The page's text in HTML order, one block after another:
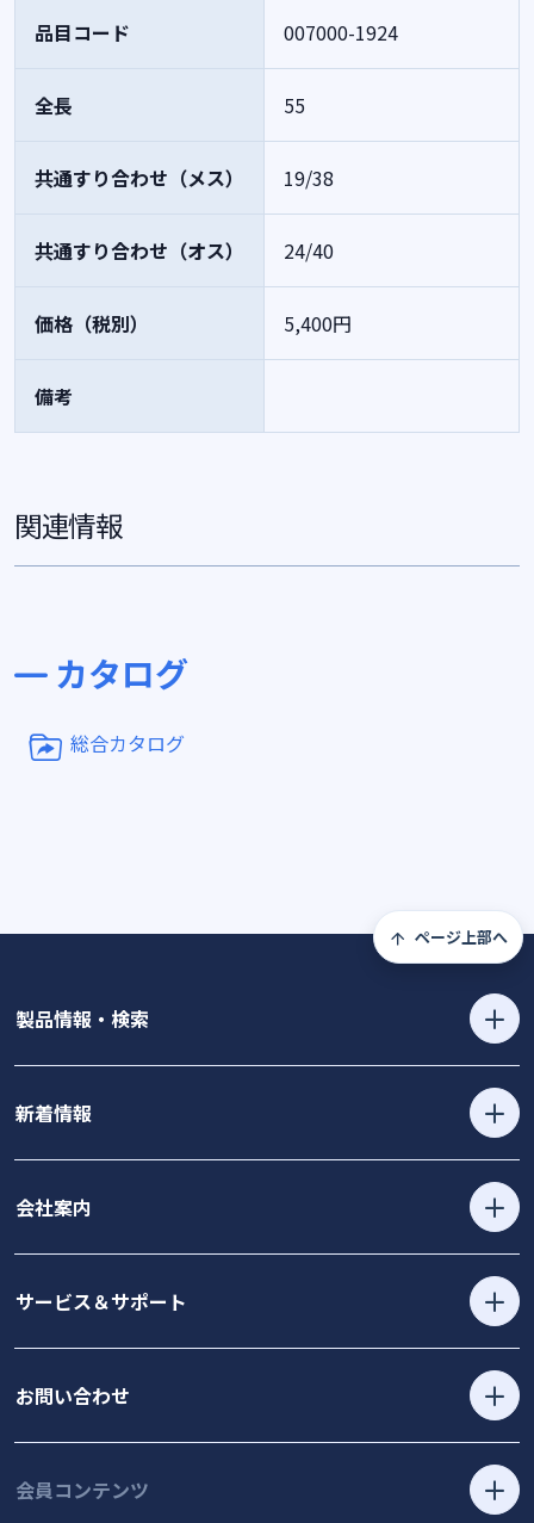
品目コード 007000-1924
全長 55
共通すり合わせ（メス） 19/38
共通すり合わせ（オス） 24/40
価格（税別） 5,400円
備考
関連情報
カタログ
総合カタログ
ページ上部へ
製品情報・検索
新着情報
会社案内
サービス＆サポート
お問い合わせ
会員コンテンツ